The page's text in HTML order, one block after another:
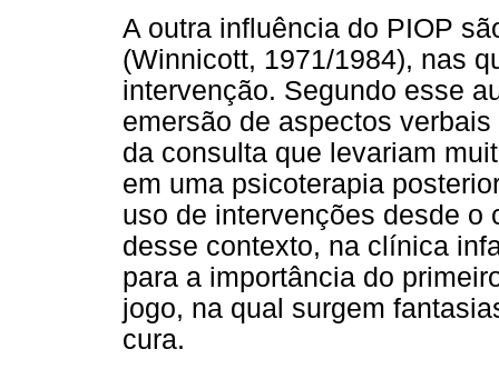
A outra influência do PIOP
(Winnicott, 1971/1984), nas
intervenção. Segundo esse
emersão de aspectos
da consulta que levariam
em uma psicoterapia
uso de intervenções desde o
desse contexto, na clínica
para a importância do
jogo, na qual surgem
cura.